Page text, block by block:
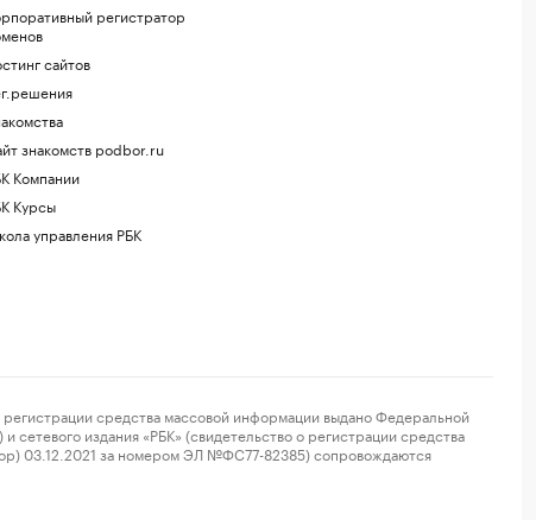
регистратор
сайтов
знакомств podbor.ru
Компании
Курсы
управления РБК
средства массовой информации выдано Федеральной
издания «РБК» (свидетельство о регистрации средства
03.12.2021 за номером ЭЛ №ФС77-82385) сопровождаются